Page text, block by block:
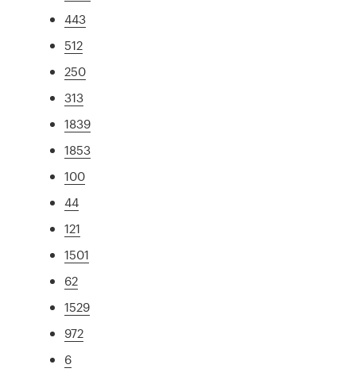
443
512
250
313
1839
1853
100
44
121
1501
62
1529
972
6